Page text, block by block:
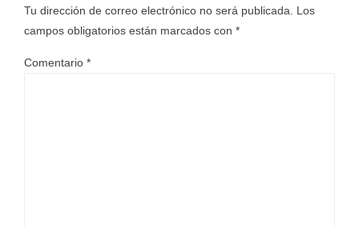
Tu dirección de correo electrónico no será publicada.
Los
campos obligatorios están marcados con *
Comentario *